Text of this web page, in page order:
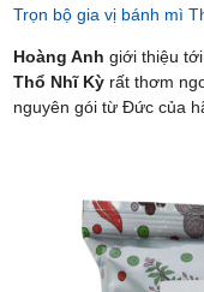
Trọn bộ gia vị bánh mì
Hoàng Anh giới thiệu
Thổ Nhĩ Kỳrất thơm
nguyên gói từ Đức của